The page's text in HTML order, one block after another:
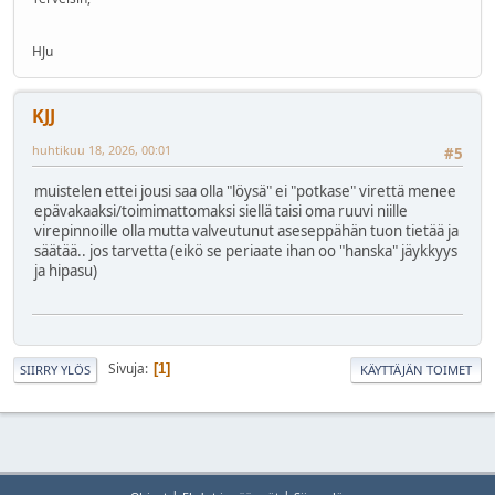
HJu
KJJ
#5
huhtikuu 18, 2026, 00:01
muistelen ettei jousi saa olla "löysä" ei "potkase" virettä menee
epävakaaksi/toimimattomaksi siellä taisi oma ruuvi niille
virepinnoille olla mutta valveutunut aseseppähän tuon tietää ja
säätää.. jos tarvetta (eikö se periaate ihan oo "hanska" jäykkyys
ja hipasu)
SIIRRY YLÖS Sivuja 1 KÄYTTÄJÄN TOIMET